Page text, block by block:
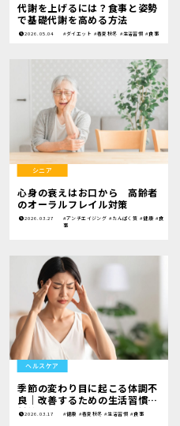
代謝を上げるには？食事と姿勢
で基礎代謝を高める方法
2026.05.04 #ダイエット #春夏秋冬 #生活習慣 #食事
シニア
心身の衰えはお口から 高齢者
のオーラルフレイル対策
2026.03.27 #アンチエイジング #たんぱく質 #健康 #食
事
ヘルスケア
季節の変わり目に起こる体調不
良｜改善するための生活習慣と
対策
2026.03.17 #健康 #春夏秋冬 #生活習慣 #食事